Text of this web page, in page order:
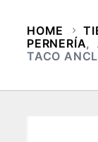
HOME
PERNERÍA,
TACO